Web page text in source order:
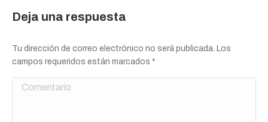
Deja una respuesta
Tu dirección de correo electrónico no será publicada. Los
campos requeridos están marcados *
Comentario